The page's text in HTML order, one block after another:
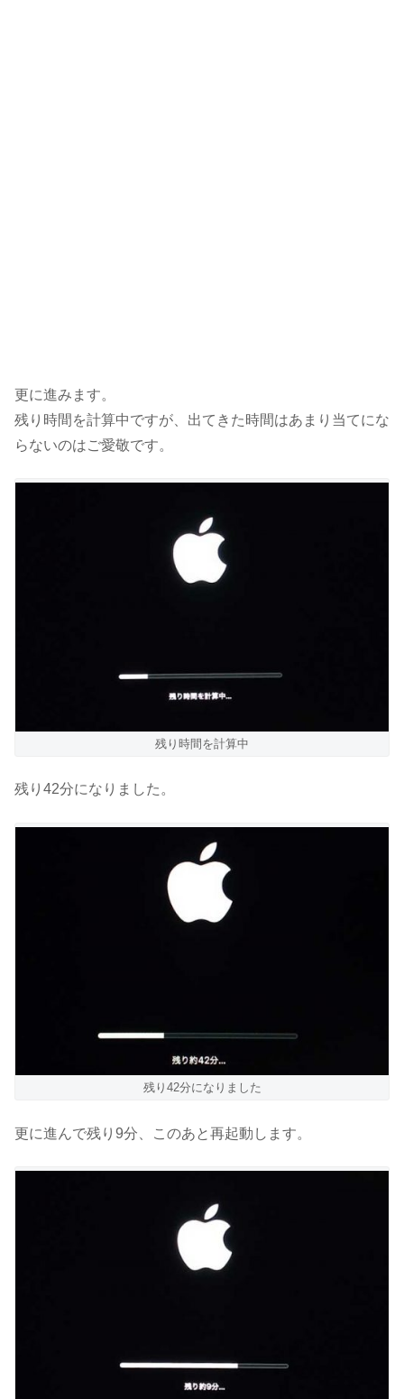
更に進みます。
残り時間を計算中ですが、出てきた時間はあまり当てにな
らないのはご愛敬です。
残り時間を計算中
残り42分になりました。
残り42分になりました
更に進んで残り9分、このあと再起動します。